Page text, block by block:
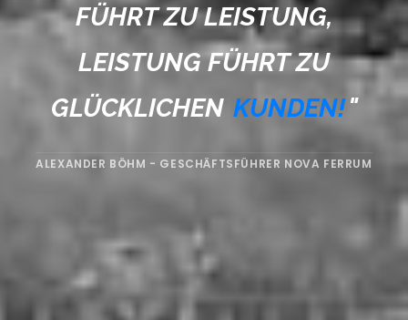
FÜHRT ZU LEISTUNG,
LEISTUNG FÜHRT ZU
GLÜCKLICHEN KUNDEN!"
ALEXANDER BÖHM - GESCHÄFTSFÜHRER NOVA FERRUM